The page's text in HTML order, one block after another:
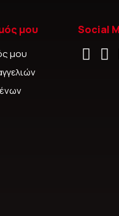
μου
μου
Social